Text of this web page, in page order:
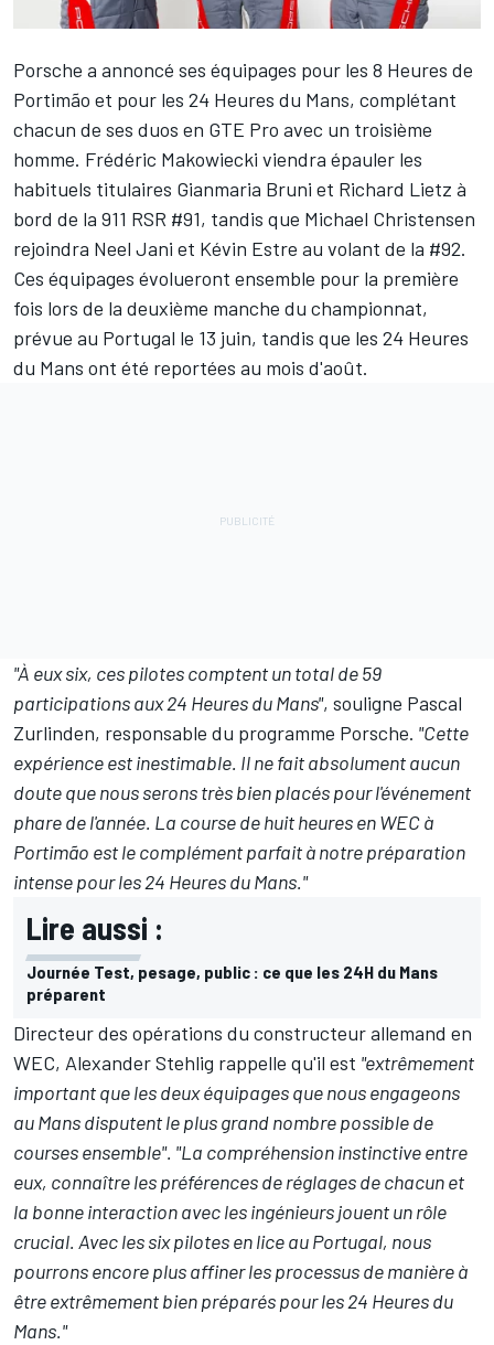
Porsche a annoncé ses équipages pour les 8 Heures de
Portimão et pour les 24 Heures du Mans, complétant
chacun de ses duos en GTE Pro avec un troisième
homme. Frédéric Makowiecki viendra épauler les
habituels titulaires Gianmaria Bruni et Richard Lietz à
bord de la 911 RSR #91, tandis que Michael Christensen
rejoindra Neel Jani et Kévin Estre au volant de la #92.
Ces équipages évolueront ensemble pour la première
fois lors de la deuxième manche du championnat,
prévue au Portugal le 13 juin, tandis que les 24 Heures
du Mans ont été reportées au mois d'août.
"À eux six, ces pilotes comptent un total de 59
participations aux 24 Heures du Mans", souligne Pascal
Zurlinden, responsable du programme Porsche. "Cette
expérience est inestimable. Il ne fait absolument aucun
doute que nous serons très bien placés pour l'événement
phare de l'année. La course de huit heures en WEC à
Portimão est le complément parfait à notre préparation
intense pour les 24 Heures du Mans."
Lire aussi :
Journée Test, pesage, public : ce que les 24H du Mans
préparent
Directeur des opérations du constructeur allemand en
WEC, Alexander Stehlig rappelle qu'il est "extrêmement
important que les deux équipages que nous engageons
au Mans disputent le plus grand nombre possible de
courses ensemble". "La compréhension instinctive entre
eux, connaître les préférences de réglages de chacun et
la bonne interaction avec les ingénieurs jouent un rôle
crucial. Avec les six pilotes en lice au Portugal, nous
pourrons encore plus affiner les processus de manière à
être extrêmement bien préparés pour les 24 Heures du
Mans."